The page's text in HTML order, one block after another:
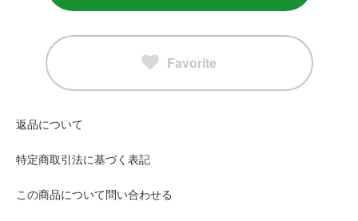
Favorite
返品について
特定商取引法に基づく表記
この商品について問い合わせる